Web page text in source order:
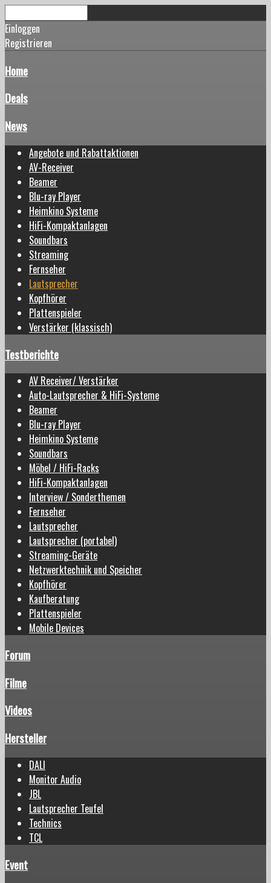
Einloggen
Registrieren
Home
Deals
News
Angebote und Rabattaktionen
AV-Receiver
Beamer
Blu-ray Player
Heimkino Systeme
HiFi-Kompaktanlagen
Soundbars
Streaming
Fernseher
Lautsprecher
Kopfhörer
Plattenspieler
Verstärker (klassisch)
Testberichte
AV Receiver/ Verstärker
Auto-Lautsprecher & HiFi-Systeme
Beamer
Blu-ray Player
Heimkino Systeme
Soundbars
Möbel / HiFi-Racks
HiFi-Kompaktanlagen
Interview / Sonderthemen
Fernseher
Lautsprecher
Lautsprecher (portabel)
Streaming-Geräte
Netzwerktechnik und Speicher
Kopfhörer
Kaufberatung
Plattenspieler
Mobile Devices
Forum
Filme
Videos
Hersteller
DALI
Monitor Audio
JBL
Lautsprecher Teufel
Technics
TCL
Event